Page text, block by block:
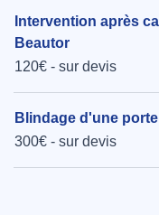
Intervention après
Beautor
120€ - sur devis
Blindage d'une
300€ - sur devis